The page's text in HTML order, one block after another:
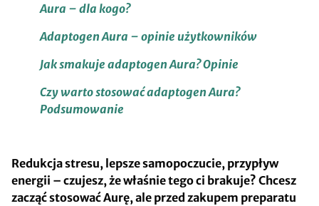
Aura – dla kogo?
Adaptogen Aura – opinie użytkowników
Jak smakuje adaptogen Aura? Opinie
Czy warto stosować adaptogen Aura?
Podsumowanie
Redukcja stresu, lepsze samopoczucie, przypływ
energii – czujesz, że właśnie tego ci brakuje? Chcesz
zacząć stosować Aurę, ale przed zakupem preparatu